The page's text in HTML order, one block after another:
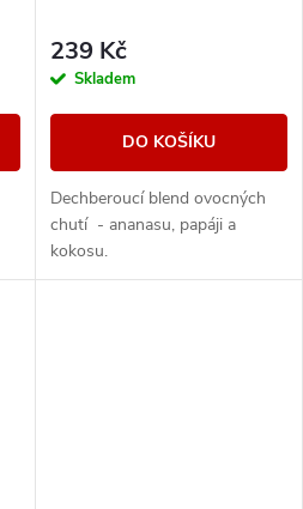
239 Kč
Skladem
DO KOŠÍKU
Dechberoucí blend ovocných
chutí - ananasu, papáji a
kokosu.